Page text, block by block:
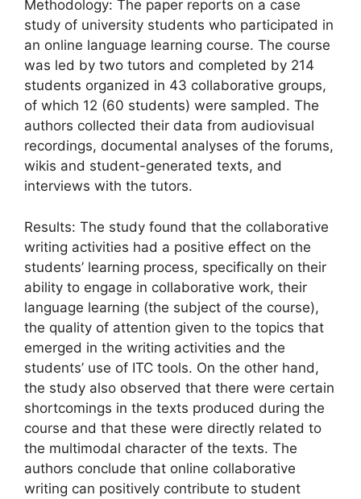
Methodology: The paper reports on a case
study of university students who participated in
an online language learning course. The course
was led by two tutors and completed by 214
students organized in 43 collaborative groups,
of which 12 (60 students) were sampled. The
authors collected their data from audiovisual
recordings, documental analyses of the forums,
wikis and student-generated texts, and
interviews with the tutors.
Results: The study found that the collaborative
writing activities had a positive effect on the
students’ learning process, specifically on their
ability to engage in collaborative work, their
language learning (the subject of the course),
the quality of attention given to the topics that
emerged in the writing activities and the
students’ use of ITC tools. On the other hand,
the study also observed that there were certain
shortcomings in the texts produced during the
course and that these were directly related to
the multimodal character of the texts. The
authors conclude that online collaborative
writing can positively contribute to student